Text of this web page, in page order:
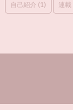
自己紹介 (1) 連載